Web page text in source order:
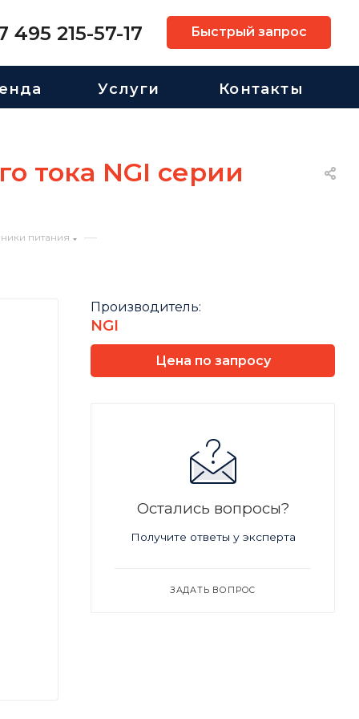
495 215-57-17 Быстрый запрос
Услуги Контакты
тока NGI серии
питания —
Производитель:
NGI
Цена по запросу
Остались вопросы?
Получите ответы у эксперта
ЗАДАТЬ ВОПРОС